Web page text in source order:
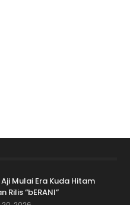
Mulai Era Kuda Hitam
Rilis “bERANI”